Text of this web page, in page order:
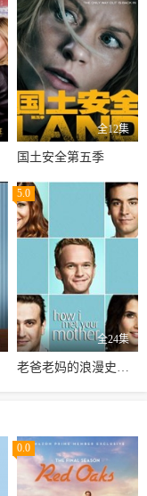
全12集
国土安全第五季
5.0
全24集
0.0